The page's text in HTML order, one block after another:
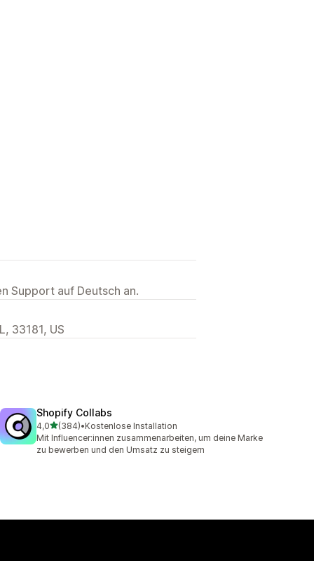
Support auf Deutsch an.
33181, US
Shopify Collabs
4,0von 5 Sternen
(384)
384 Rezensionen insgesamt
•Kostenlose Installation
Mit Influencer:innen zusammenarbeiten, um deine Marke
zu bewerben und den Umsatz zu steigern